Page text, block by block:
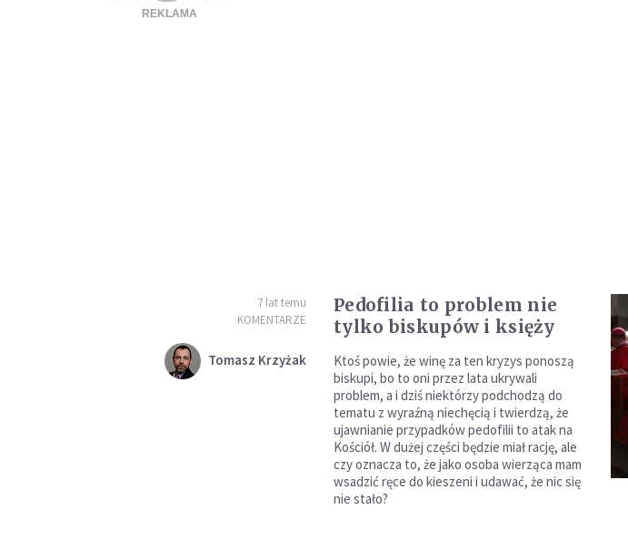
7 lat temu
KOMENTARZE
Tomasz Krzyżak
Pedofilia to problem nie
tylko biskupów i księży
Ktoś powie, że winę za ten kryzys ponoszą
biskupi, bo to oni przez lata ukrywali
problem, a i dziś niektórzy podchodzą do
tematu z wyraźną niechęcią i twierdzą, że
ujawnianie przypadków pedofilii to atak na
Kościół. W dużej części będzie miał rację, ale
czy oznacza to, że jako osoba wierząca mam
wsadzić ręce do kieszeni i udawać, że nic się
nie stało?